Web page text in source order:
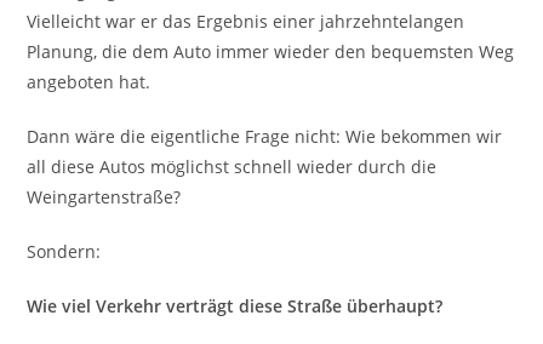
Vielleicht war er das Ergebnis einer jahrzehntelangen
Planung, die dem Auto immer wieder den bequemsten Weg
angeboten hat.
Dann wäre die eigentliche Frage nicht: Wie bekommen wir
all diese Autos möglichst schnell wieder durch die
Weingartenstraße?
Sondern:
Wie viel Verkehr verträgt diese Straße überhaupt?